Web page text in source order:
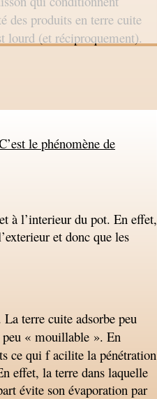
des produits en terre cuite
lourd (et réciproquement).
le phénomène de
à l’interieur du pot. En effet,
et donc que les
La terre cuite adsorbe peu
peu « mouillable ». En
ce qui f acilite la pénétration
effet, la terre dans laquelle
évite son évaporation par